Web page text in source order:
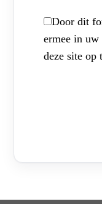
Door dit
ermee in uw
deze site op